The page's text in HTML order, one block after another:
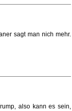
sagt man nich mehr.
also kann es sein,